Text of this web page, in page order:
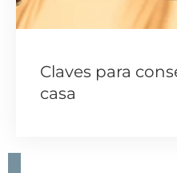
Claves para
casa